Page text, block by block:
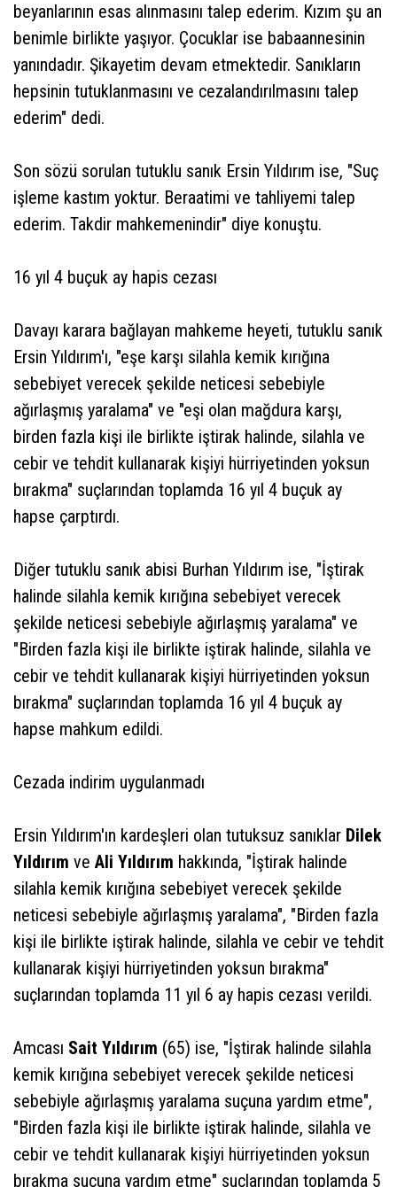
beyanlarının esas alınmasını talep ederim. Kızım şu an
benimle birlikte yaşıyor. Çocuklar ise babaannesinin
yanındadır. Şikayetim devam etmektedir. Sanıkların
hepsinin tutuklanmasını ve cezalandırılmasını talep
ederim" dedi.
Son sözü sorulan tutuklu sanık Ersin Yıldırım ise, "Suç
işleme kastım yoktur. Beraatimi ve tahliyemi talep
ederim. Takdir mahkemenindir" diye konuştu.
16 yıl 4 buçuk ay hapis cezası
Davayı karara bağlayan mahkeme heyeti, tutuklu sanık
Ersin Yıldırım'ı, "eşe karşı silahla kemik kırığına
sebebiyet verecek şekilde neticesi sebebiyle
ağırlaşmış yaralama" ve "eşi olan mağdura karşı,
birden fazla kişi ile birlikte iştirak halinde, silahla ve
cebir ve tehdit kullanarak kişiyi hürriyetinden yoksun
bırakma" suçlarından toplamda 16 yıl 4 buçuk ay
hapse çarptırdı.
Diğer tutuklu sanık abisi Burhan Yıldırım ise, "İştirak
halinde silahla kemik kırığına sebebiyet verecek
şekilde neticesi sebebiyle ağırlaşmış yaralama" ve
"Birden fazla kişi ile birlikte iştirak halinde, silahla ve
cebir ve tehdit kullanarak kişiyi hürriyetinden yoksun
bırakma" suçlarından toplamda 16 yıl 4 buçuk ay
hapse mahkum edildi.
Cezada indirim uygulanmadı
Ersin Yıldırım'ın kardeşleri olan tutuksuz sanıklar Dilek
Yıldırım ve Ali Yıldırım hakkında, "İştirak halinde
silahla kemik kırığına sebebiyet verecek şekilde
neticesi sebebiyle ağırlaşmış yaralama", "Birden fazla
kişi ile birlikte iştirak halinde, silahla ve cebir ve tehdit
kullanarak kişiyi hürriyetinden yoksun bırakma"
suçlarından toplamda 11 yıl 6 ay hapis cezası verildi.
Amcası Sait Yıldırım (65) ise, "İştirak halinde silahla
kemik kırığına sebebiyet verecek şekilde neticesi
sebebiyle ağırlaşmış yaralama suçuna yardım etme",
"Birden fazla kişi ile birlikte iştirak halinde, silahla ve
cebir ve tehdit kullanarak kişiyi hürriyetinden yoksun
bırakma suçuna yardım etme" suçlarından toplamda 5